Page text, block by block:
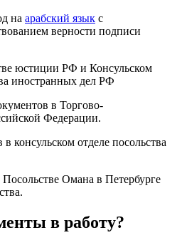
на арабский язык с
верности подписи
в Торгово-
Федерации.
Омана в Петербурге
в работу?